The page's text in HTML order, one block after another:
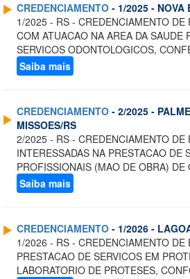
CREDENCIAMENTO - 1/2025 - NOVA
1/2025 - RS - CREDENCIAMENTO DE
COM ATUACAO NA AREA DA SAUDE
SERVICOS ODONTOLOGICOS,
Saiba mais
CREDENCIAMENTO - 2/2025 -
MISSOES/RS
2/2025 - RS - CREDENCIAMENTO DE
INTERESSADAS NA PRESTACAO DE
PROFISSIONAIS (MAO DE OBRA) DE
Saiba mais
CREDENCIAMENTO - 1/2026 -
1/2026 - RS - CREDENCIAMENTO DE
PRESTACAO DE SERVICOS EM
LABORATORIO DE PROTESES,